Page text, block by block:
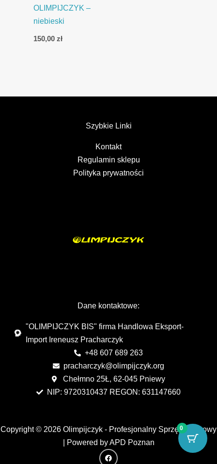
OLIMPIJCZYK –
niebieski
150,00zł
Dane kontaktowe:
"OLIMPIJCZYK BIS" firma Handlowa Eksport-
Import Ireneusz Pracharczyk
+48 607 689 263
pracharczyk@olimpijczyk.org
Chełmno 25Ł, 62-045 Pniewy
NIP: 9720310437 REGON: 631147660
Szybkie Linki
Kontakt
Regulamin sklepu
Polityka prywatności
Copyright © 2026 Olimpijczyk - Profesjonalny Sprzęt Kajakowy
| Powered by APD Poznan
F
a
0